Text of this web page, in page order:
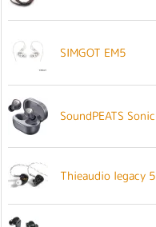
SIMGOT EM5
SoundPEATS Sonic
Thieaudio legacy 5